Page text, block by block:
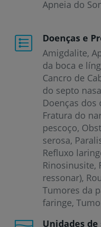
Apneia do
Doenças e
Amigdalite
da boca e
Cancro de
do septo
Doenças dos
Fratura do
pescoço
serosa
Refluxo
Rinosinusite
ressonar)
Tumores da
faringe
Unidades de